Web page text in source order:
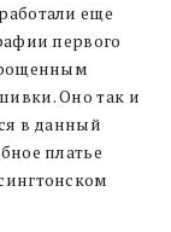
еще
первого
Оно так и
в данный
платье